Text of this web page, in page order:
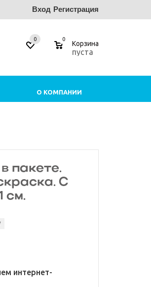
Вход Регистрация
0 0
Корзина
пуста
О КОМПАНИИ
пакете.
С
см.
интернет-